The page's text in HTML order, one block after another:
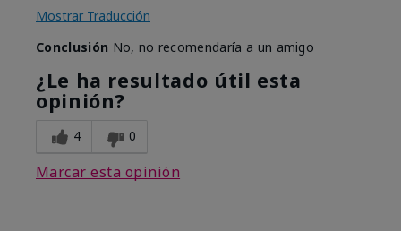
Mostrar Traducción
Conclusión No, no recomendaría a un amigo
¿Le ha resultado útil esta
opinión?
4 0
Marcar esta opinión